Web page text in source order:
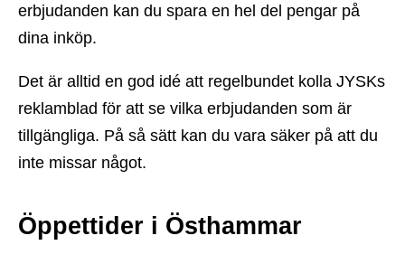
erbjudanden kan du spara en hel del pengar på
dina inköp.
Det är alltid en god idé att regelbundet kolla JYSKs
reklamblad för att se vilka erbjudanden som är
tillgängliga. På så sätt kan du vara säker på att du
inte missar något.
Öppettider i Östhammar